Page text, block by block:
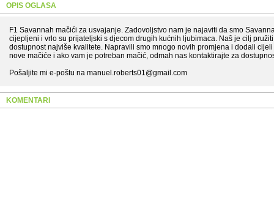
OPIS OGLASA
F1 Savannah mačići za usvajanje. Zadovoljstvo nam je najaviti da smo
cijepljeni i vrlo su prijateljski s djecom drugih kućnih ljubimaca. Naš je cilj
dostupnost najviše kvalitete. Napravili smo mnogo novih promjena i dodali
nove mačiće i ako vam je potreban mačić, odmah nas kontaktirajte za
Pošaljite mi e-poštu na manuel.roberts01@gmail.com
KOMENTARI